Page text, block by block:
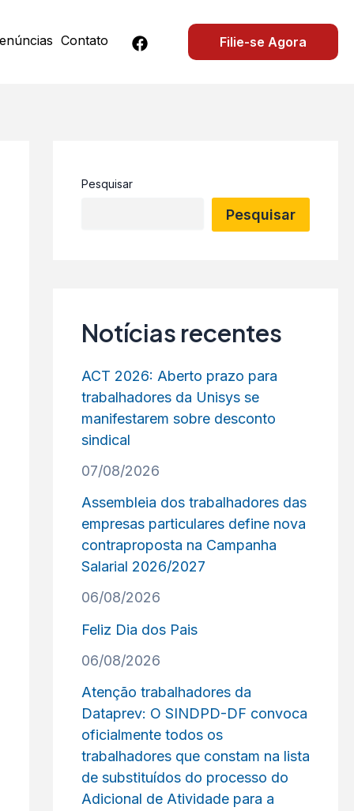
Contato Filie-se Agora
Pesquisar
Pesquisar
Notícias recentes
ACT 2026: Aberto prazo para
trabalhadores da Unisys se
manifestarem sobre desconto
sindical
07/08/2026
Assembleia dos trabalhadores das
empresas particulares define nova
contraproposta na Campanha
Salarial 2026/2027
06/08/2026
Feliz Dia dos Pais
06/08/2026
Atenção trabalhadores da
Dataprev: O SINDPD-DF convoca
oficialmente todos os
trabalhadores que constam na lista
de substituídos do processo do
Adicional de Atividade para a
q